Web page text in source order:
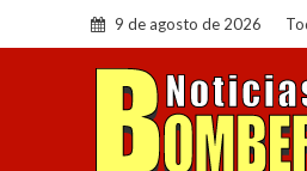
9 de agosto de 2026